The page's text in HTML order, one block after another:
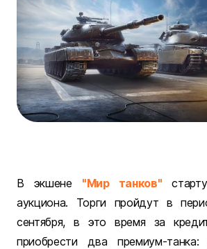
В экшене "Мир танков"
аукциона. Торги пройдут в
сентября, в это время за
приобрести два премиум-танка: